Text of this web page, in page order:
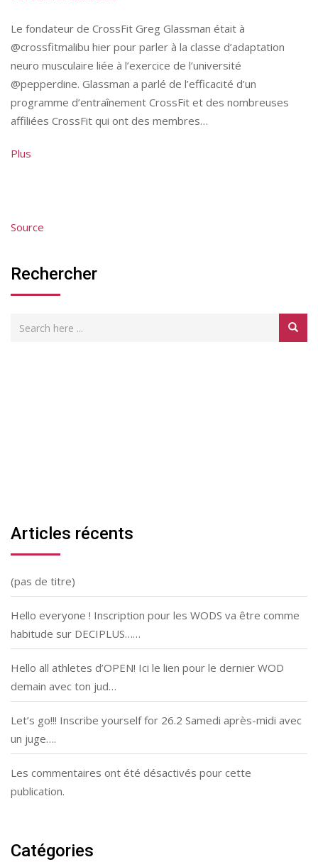
Le fondateur de CrossFit Greg Glassman était à
@crossfitmalibu hier pour parler à la classe d’adaptation
neuro musculaire liée à l’exercice de l’université
@pepperdine. Glassman a parlé de l’efficacité d’un
programme d’entraînement CrossFit et des nombreuses
affiliées CrossFit qui ont des membres…
Plus
Source
Rechercher
Articles récents
(pas de titre)
Hello everyone ! Inscription pour les WODS va être comme
habitude sur DECIPLUS……
Hello all athletes d’OPEN! Ici le lien pour le dernier WOD
demain avec ton jud…
Let’s go!!! Inscribe yourself for 26.2 Samedi après-midi avec
un juge….
Les commentaires ont été désactivés pour cette
publication.
Catégories